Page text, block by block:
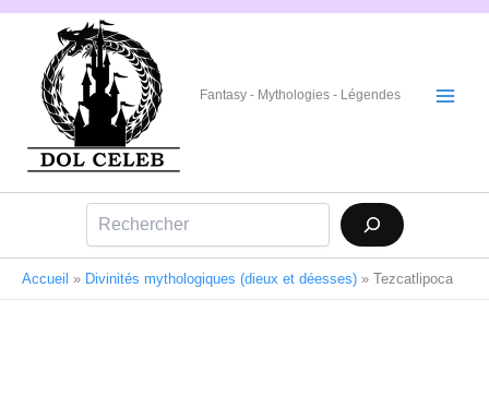
Aller
Fantasy - Mythologies - Légendes
Accueil » Divinités mythologiques (dieux et déesses) » Tezcatlipoca